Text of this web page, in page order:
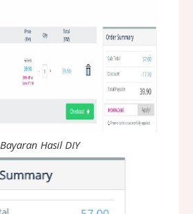
Bayaran Hasil DIY